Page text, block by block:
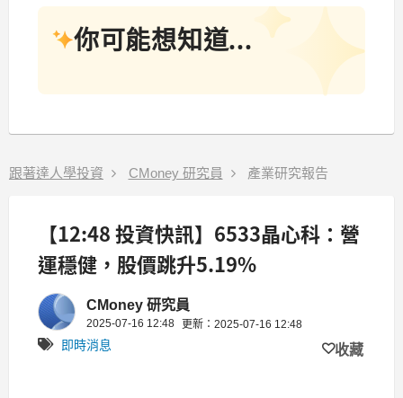
你可能想知道...
跟著達人學投資 CMoney 研究員 產業研究報告
【12:48 投資快訊】6533晶心科：營
運穩健，股價跳升5.19%
CMoney 研究員
2025-07-16 12:48 更新：2025-07-16 12:48
即時消息 收藏